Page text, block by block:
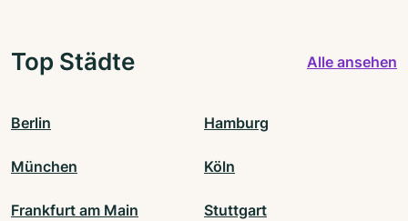
Top Städte Alle ansehen
Berlin Hamburg
München Köln
Frankfurt am Main Stuttgart